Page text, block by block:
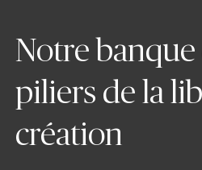
Notre banque
piliers de la
création